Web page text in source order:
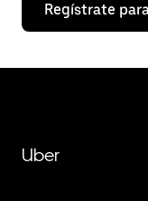
Regístrate
Uber